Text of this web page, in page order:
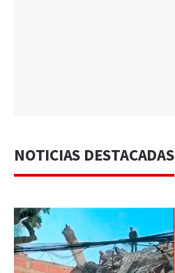
NOTICIAS DESTACADAS